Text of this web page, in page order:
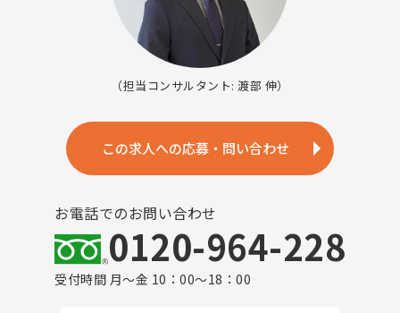
（担当コンサルタント: 渡部 伸）
この求人への応募・問い合わせ
お電話でのお問い合わせ
0120-964-228
受付時間 月～金 10：00～18：00